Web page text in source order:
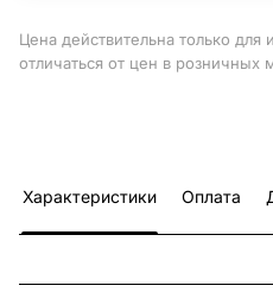
Цена действительна только
отличаться от цен в розничных
Характеристики Оплата